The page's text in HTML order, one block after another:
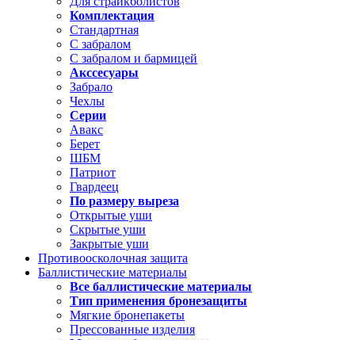
Комплектация
Стандартная
С забралом
С забралом и бармицей
Акссесуары
Забрало
Чехлы
Серии
Авакс
Берет
ШБМ
Патриот
Гвардеец
По размеру выреза
Открытые уши
Скрытые уши
Закрытые уши
Противоосколочная защита
Баллистические материалы
Все баллистические материалы
Тип применения бронезащиты
Мягкие бронепакеты
Прессованные изделия